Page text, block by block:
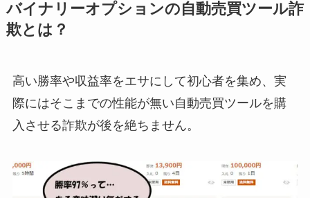
バイナリーオプションの自動売買ツール詐
欺とは？
高い勝率や収益率をエサにして初心者を集め、実
際にはそこまでの性能が無い自動売買ツールを購
入させる詐欺が後を絶ちません。